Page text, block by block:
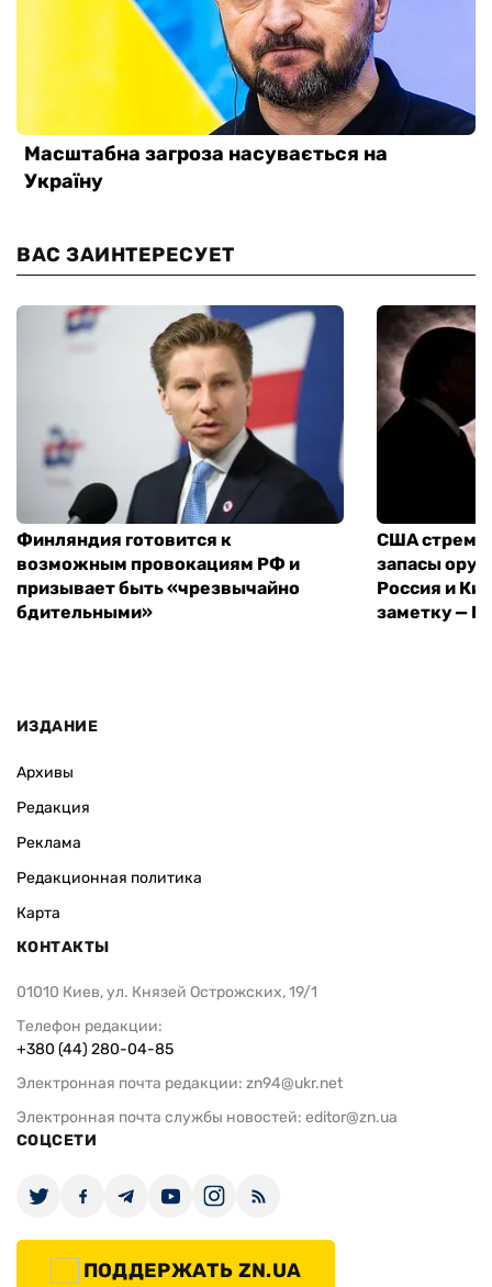
ВАС ЗАИНТЕРЕСУЕТ
Финляндия готовится к
возможным провокациям РФ и
призывает быть «чрезвычайно
бдительными»
США
запасы
Россия и
заметку —
ИЗДАНИЕ
Архивы
Редакция
Реклама
Редакционная политика
Карта
КОНТАКТЫ
01010 Киев, ул. Князей Острожских, 19/1
Телефон редакции:
+380 (44) 280-04-85
Электронная почта редакции: zn94@ukr.net
Электронная почта службы новостей: editor@zn.ua
СОЦСЕТИ
ПОДДЕРЖАТЬ ZN.UA